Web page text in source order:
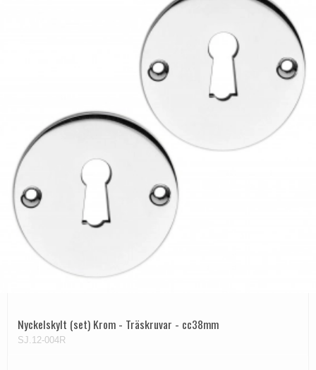
Nyckelskylt (set) Krom - Träskruvar - cc38mm
SJ.12-004R